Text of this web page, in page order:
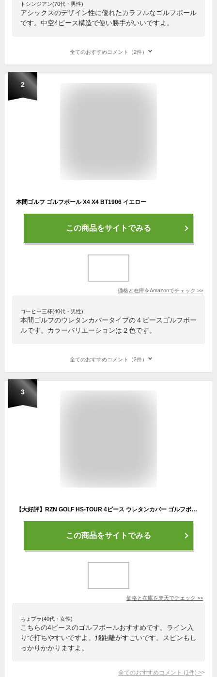
トシンジアン(70代・男性)
アシックスのデザイン性に優れたカラフルなゴルフボール
です。中空4ピース構造で使い勝手がいいですよ。
全てのおすすめコメント（2件）
2
本間ゴルフ ゴルフボール X4 X4 BT1906 イエロー
この商品をサイトでみる
価格と在庫をAmazonでチェック >>
コーヒー三杯(40代・男性)
本間ゴルフのウレタンカバータイプの４ピースゴルフボー
ルです。カラーバリエーションは２色です。
全てのおすすめコメント（2件）
3
【大好評】RZN GOLF HS-TOUR 4ピース ウレタンカバー ゴルフボール 1ダース（全12球） USA直輸入品 レジンゴルフ【高コスパ】【ツアーボール】
この商品をサイトでみる
価格と在庫を楽天でチェック >>
ちょプラ(40代・女性)
こちらの4ピースのゴルフボールおすすめです。ライン入
りで打ちやすいですよ。飛距離がすごいです。スピンもし
っかりかかりますよ。
全てのおすすめコメント (1 件) >